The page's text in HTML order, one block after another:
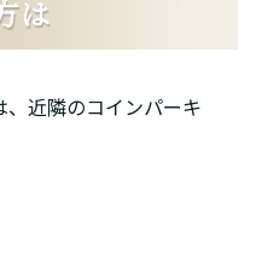
は
近隣のコインパーキ